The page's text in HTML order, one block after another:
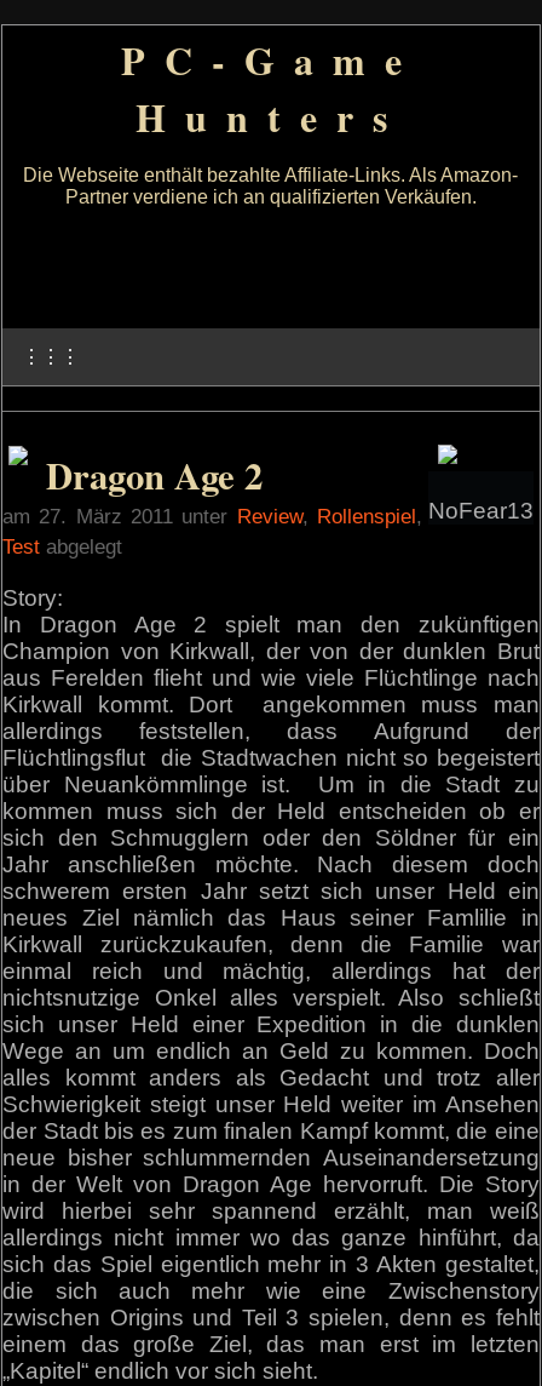
PC-Game
Hunters
Die Webseite enthält bezahlte Affiliate-Links. Als Amazon-
Partner verdiene ich an qualifizierten Verkäufen.
⋮⋮⋮
NoFear13
Dragon Age 2
am 27. März 2011 unter Review, Rollenspiel,
Test abgelegt
Story:
In Dragon Age 2 spielt man den zukünftigen
Champion von Kirkwall, der von der dunklen Brut
aus Ferelden flieht und wie viele Flüchtlinge nach
Kirkwall kommt. Dort angekommen muss man
allerdings feststellen, dass Aufgrund der
Flüchtlingsflut die Stadtwachen nicht so begeistert
über Neuankömmlinge ist. Um in die Stadt zu
kommen muss sich der Held entscheiden ob er
sich den Schmugglern oder den Söldner für ein
Jahr anschließen möchte. Nach diesem doch
schwerem ersten Jahr setzt sich unser Held ein
neues Ziel nämlich das Haus seiner Famlilie in
Kirkwall zurückzukaufen, denn die Familie war
einmal reich und mächtig, allerdings hat der
nichtsnutzige Onkel alles verspielt. Also schließt
sich unser Held einer Expedition in die dunklen
Wege an um endlich an Geld zu kommen. Doch
alles kommt anders als Gedacht und trotz aller
Schwierigkeit steigt unser Held weiter im Ansehen
der Stadt bis es zum finalen Kampf kommt, die eine
neue bisher schlummernden Auseinandersetzung
in der Welt von Dragon Age hervorruft. Die Story
wird hierbei sehr spannend erzählt, man weiß
allerdings nicht immer wo das ganze hinführt, da
sich das Spiel eigentlich mehr in 3 Akten gestaltet,
die sich auch mehr wie eine Zwischenstory
zwischen Origins und Teil 3 spielen, denn es fehlt
einem das große Ziel, das man erst im letzten
„Kapitel“ endlich vor sich sieht.